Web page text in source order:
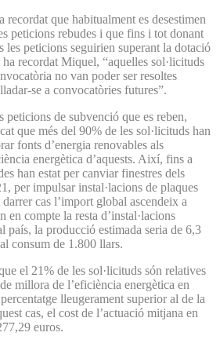
recordat que habitualment es desestimen
peticions rebudes i que fins i tot donant
les peticions seguirien superant la dotació
recordat Miquel, “aquelles sol·licituds
no van poder ser resoltes
se a convocatòries futures”.
peticions de subvenció que es reben,
que més del 90% de les sol·licituds han
fonts d’energia renovables als
energètica d’aquests. Així, fins a
han estat per canviar finestres dels
per impulsar instal·lacions de plaques
cas l’import global ascendeix a
en compte la resta d’instal·lacions
país, la producció estimada seria de 6,3
consum de 1.800 llars.
el 21% de les sol·licituds són relatives
millora de l’eficiència energètica en
lleugerament superior al de la
cas, el cost de l’actuació mitjana en
euros.